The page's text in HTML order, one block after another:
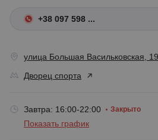
+38 097 598 ...
улица Большая Васильковская,
Дворец спорта
Завтра: 16:00-22:00 Закрыто
Показать график